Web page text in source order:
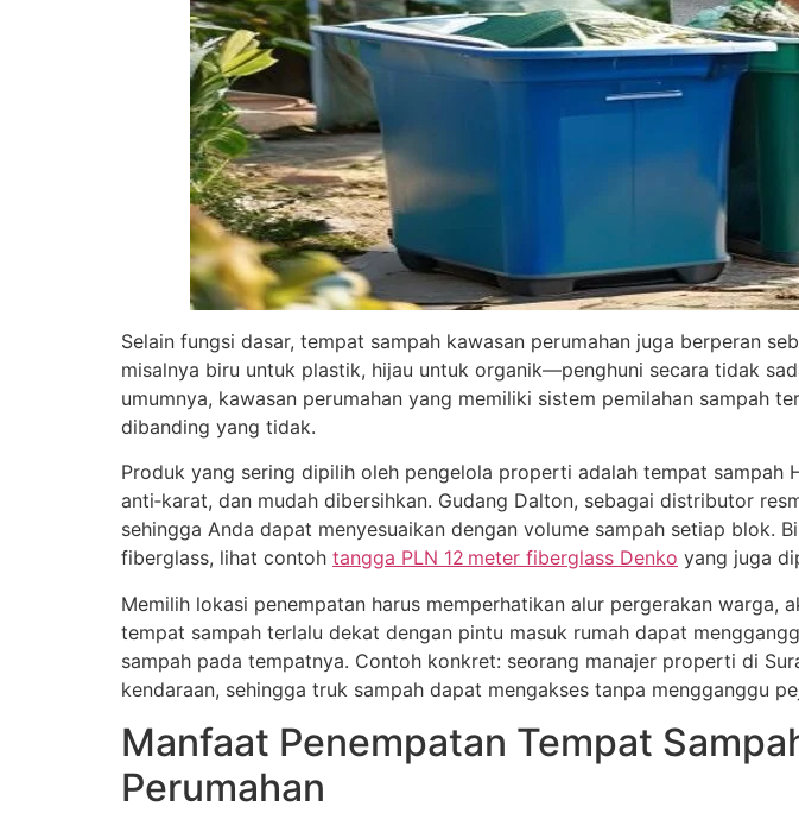
Selain fungsi dasar, tempat sampah kawasan perumahan juga berperan
misalnya biru untuk plastik, hijau untuk organik—penghuni secara tidak
umumnya, kawasan perumahan yang memiliki sistem pemilahan sampah
dibanding yang tidak.
Produk yang sering dipilih oleh pengelola properti adalah tempat sampah
anti‑karat, dan mudah dibersihkan. Gudang Dalton, sebagai distributor
sehingga Anda dapat menyesuaikan dengan volume sampah setiap blok.
fiberglass, lihat contoh tangga PLN 12 meter fiberglass Denko yang juga
Memilih lokasi penempatan harus memperhatikan alur pergerakan
tempat sampah terlalu dekat dengan pintu masuk rumah dapat
sampah pada tempatnya. Contoh konkret: seorang manajer properti di
kendaraan, sehingga truk sampah dapat mengakses tanpa mengganggu
Manfaat Penempatan Tempat
Perumahan